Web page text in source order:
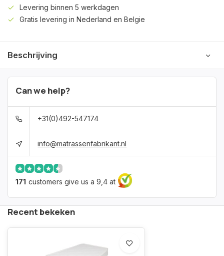
Levering binnen 5 werkdagen
Gratis levering in Nederland en Belgie
Beschrijving
Can we help?
+31(0)492-547174
info@matrassenfabrikant.nl
171 customers give us a 9,4 at
Recent bekeken